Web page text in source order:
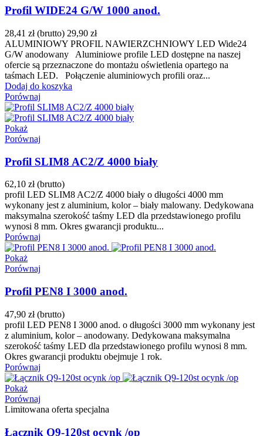
Profil WIDE24 G/W 1000 anod.
28,41 zł (brutto) 29,90 zł
ALUMINIOWY PROFIL NAWIERZCHNIOWY LED Wide24
G/W anodowany Aluminiowe profile LED dostępne na naszej
ofercie są przeznaczone do montażu oświetlenia opartego na
taśmach LED. Połączenie aluminiowych profili oraz...
Dodaj do koszyka
Porównaj
Pokaż
Porównaj
Profil SLIM8 AC2/Z 4000 biały
62,10 zł (brutto)
profil LED SLIM8 AC2/Z 4000 biały o długości 4000 mm
wykonany jest z aluminium, kolor – biały malowany. Dedykowana
maksymalna szerokość taśmy LED dla przedstawionego profilu
wynosi 8 mm. Okres gwarancji produktu...
Porównaj
Pokaż
Porównaj
Profil PEN8 I 3000 anod.
47,90 zł (brutto)
profil LED PEN8 I 3000 anod. o długości 3000 mm wykonany jest
z aluminium, kolor – anodowany. Dedykowana maksymalna
szerokość taśmy LED dla przedstawionego profilu wynosi 8 mm.
Okres gwarancji produktu obejmuje 1 rok.
Porównaj
Pokaż
Porównaj
Limitowana oferta specjalna
Łącznik Q9-120st ocynk /op